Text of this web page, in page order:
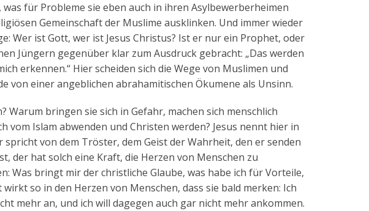
für Probleme sie eben auch in ihren Asylbewerberheimen
Gemeinschaft der Muslime ausklinken. Und immer wieder
Wer ist Gott, wer ist Jesus Christus? Ist er nur ein Prophet, oder
Jüngern gegenüber klar zum Ausdruck gebracht: „Das werden
erkennen.“ Hier scheiden sich die Wege von Muslimen und
von einer angeblichen abrahamitischen Ökumene als Unsinn.
Warum bringen sie sich in Gefahr, machen sich menschlich
vom Islam abwenden und Christen werden? Jesus nennt hier in
von dem Tröster, dem Geist der Wahrheit, den er senden
der hat solch eine Kraft, die Herzen von Menschen zu
Was bringt mir der christliche Glaube, was habe ich für Vorteile,
so in den Herzen von Menschen, dass sie bald merken: Ich
mehr an, und ich will dagegen auch gar nicht mehr ankommen.